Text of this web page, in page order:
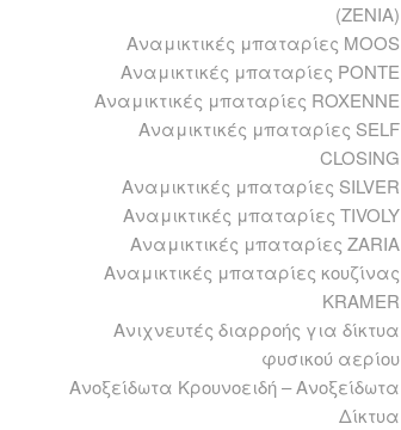
(ZENIA)
Αναμικτικές μπαταρίες MOOS
Αναμικτικές μπαταρίες PONTE
Αναμικτικές μπαταρίες ROXENNE
Αναμικτικές μπαταρίες SELF
CLOSING
Αναμικτικές μπαταρίες SILVER
Αναμικτικές μπαταρίες TIVOLY
Αναμικτικές μπαταρίες ZARIA
Αναμικτικές μπαταρίες κουζίνας
ΚRAMER
Ανιχνευτές διαρροής για δίκτυα
φυσικού αερίου
Ανοξείδωτα Kρουνοειδή – Ανοξείδωτα
Δίκτυα